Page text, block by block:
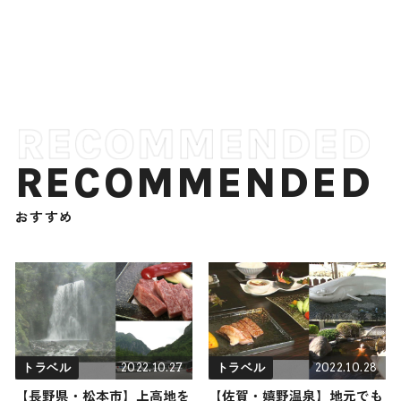
RECOMMENDED
おすすめ
トラベル 2022.10.27
【長野県・松本市】上高地を
トラベル 2022.10.28
【佐賀・嬉野温泉】地元でも